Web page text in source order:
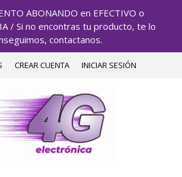
ABONANDO en EFECTIVO o
/ Si no encontras tu producto, te lo
contactanos.
CREAR CUENTA INICIAR SESIÓN